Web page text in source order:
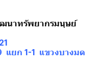
ฒนาทรัพยากรมนุษย์
แยก 1-1 แขวงบางมด